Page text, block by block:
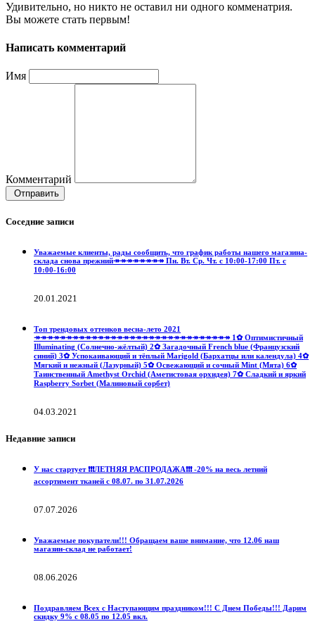
Удивительно, но никто не оставил ни одного комменатрия.
Вы можете стать первым!
Написать комментарий
Имя
Комментарий
Отправить
Соседние записи
Уважаемые клиенты, рады сообщить, что график работы нашего магазина-
склада снова прежний↠↠↠↠↠↠↠↠ Пн. Вт. Ср. Чт. с 10:00-17:00 Пт. с
10:00-16:00
20.01.2021
Топ трендовых оттенков весна-лето 2021
↠↠↠↠↠↠↠↠↠↠↠↠↠↠↠↠↠↠↠↠↠↠↠↠↠↠↠↠↠↠↠ 1✿ Оптимистичный
Illuminating (Солнечно-жёлтый) 2✿ Загадочный French blue (Французский
синий) 3✿ Успокаивающий и тёплый Marigold (Бархатцы или календула) 4✿
Мягкий и нежный (Лазурный) 5✿ Освежающий и сочный Mint (Мята) 6✿
Таинственный Amethyst Orchid (Аметистовая орхидея) 7✿ Сладкий и яркий
Raspberry Sorbet (Малиновый сорбет)
04.03.2021
Недавние записи
У нас стартует ❗️❗️❗️ЛЕТНЯЯ РАСПРОДАЖА❗️❗️❗️ -20% на весь летний
ассортимент тканей с 08.07. по 31.07.2026
07.07.2026
Уважаемые покупатели!!! Обращаем ваше внимание, что 12.06 наш
магазин-склад не работает!
08.06.2026
Поздравляем Всех с Наступающим праздником!!! С Днем Победы!!! Дарим
скидку 9% с 08.05 по 12.05 вкл.